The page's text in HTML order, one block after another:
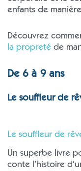
enfants de
Découvrez
la propreté de
De 6 à 9 ans
Le souffleur de
Le souffleur de
Un superbe livre
conte l’histoire